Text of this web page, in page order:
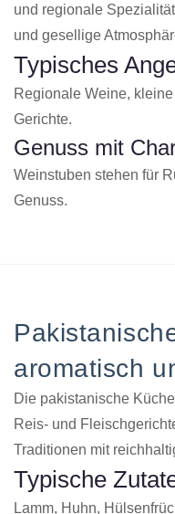
und regionale
und gesellige
Typisches
Regionale Weine,
Gerichte.
Genuss mit
Weinstuben stehen für
Genuss.
aromatisch
Die pakistanische
Reis- und
Traditionen mit
Typische
Lamm, Huhn,